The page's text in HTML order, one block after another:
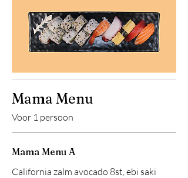
Mama Menu
Voor 1 persoon
Mama Menu A
California zalm avocado 8st, ebi saki